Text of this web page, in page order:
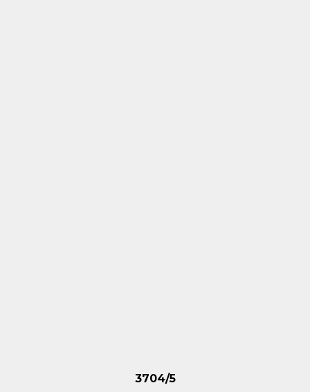
3704/5